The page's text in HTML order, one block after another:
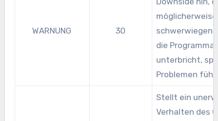
WARNUNG 30
die
unterbricht,
Problemen
Stellt ein
Verhalten des